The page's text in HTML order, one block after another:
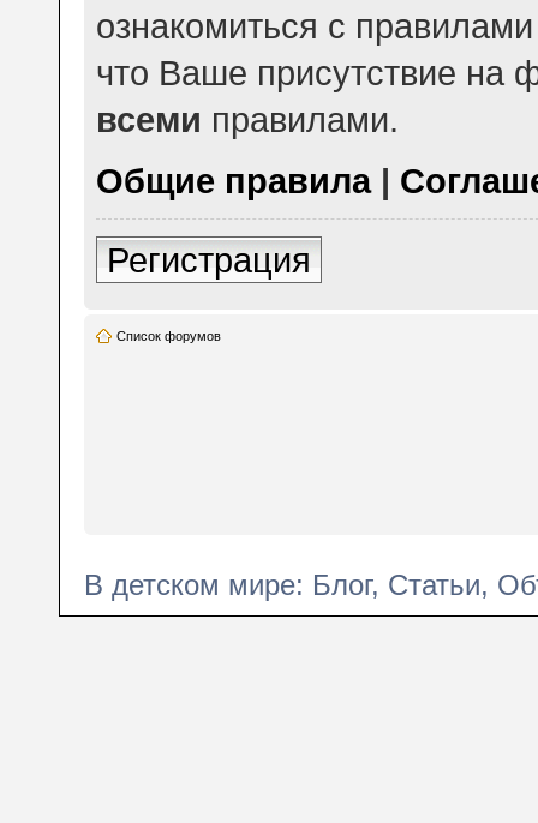
ознакомиться с
что Ваше присутствие на
всеми правилами.
Общие правила|
Регистрация
Список форумов
В детском мире: Блог, Статьи,